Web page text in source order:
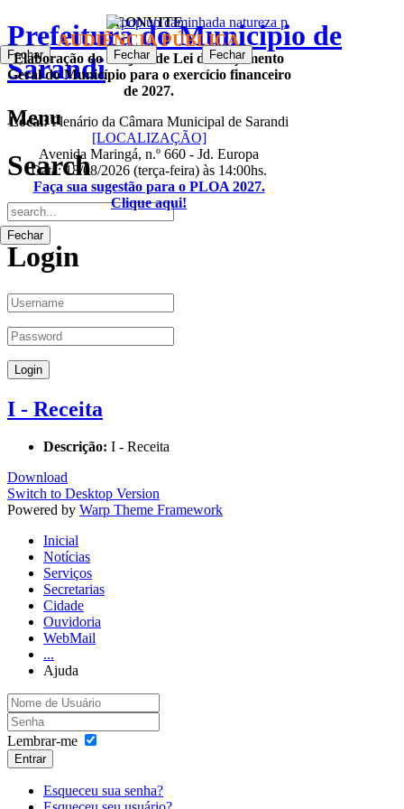
Prefeitura do Municipio de
Sarandi
Menu
Search
Login
I - Receita
Descrição: I - Receita
Download
Switch to Desktop Version
Powered by Warp Theme Framework
Inicial
Notícias
Serviços
Secretarias
Cidade
Ouvidoria
WebMail
...
Ajuda
Lembrar-me
Entrar
Esqueceu sua senha?
Fechar
CONVITE
AUDIÊNCIA PÚBLICA
Elaboração do Projeto de Lei do Orçamento
Geral do Município para o exercício financeiro
de 2027.
Local:Plenário da Câmara Municipal de Sarandi
[LOCALIZAÇÃO]
Avenida Maringá, n.º 660 - Jd. Europa
Data: 18/08/2026 (terça-feira) às 14:00hs.
Faça sua sugestão para o PLOA 2027.
Clique aqui!
Fechar
Fechar
Fechar Fechar